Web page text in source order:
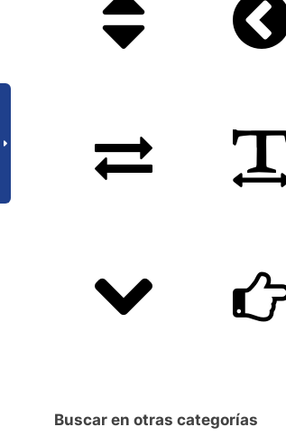
Buscar en otras categorías